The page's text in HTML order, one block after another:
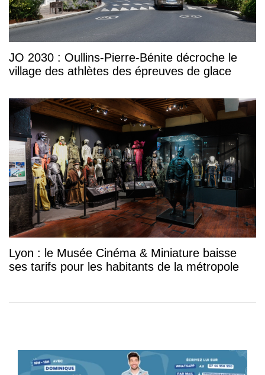
JO 2030 : Oullins-Pierre-Bénite décroche le
village des athlètes des épreuves de glace
Lyon : le Musée Cinéma & Miniature baisse
ses tarifs pour les habitants de la métropole